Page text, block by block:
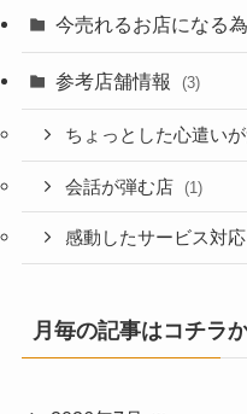
今売れるお店になる
参考店舗情報 (3)
ちょっとした心遣い
会話が弾む店 (1)
感動したサービス対応
月毎の記事はコチラ